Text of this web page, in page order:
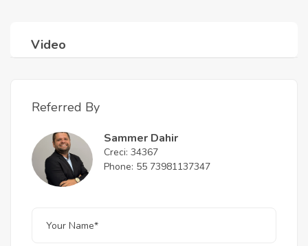
Video
Referred By
Sammer Dahir
Creci: 34367
Phone: 55 73981137347